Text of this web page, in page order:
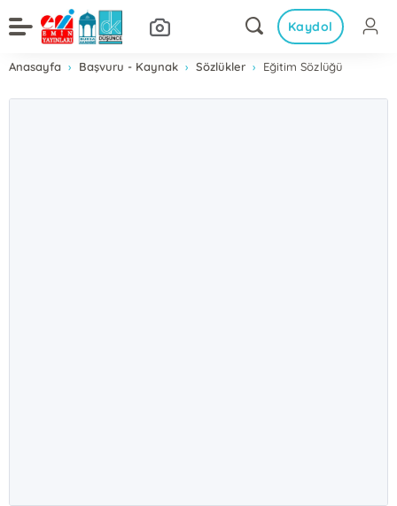
Kaydol
Anasayfa Başvuru - Kaynak Sözlükler Eğitim Sözlüğü